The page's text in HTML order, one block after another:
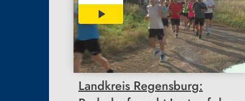
02:36
Landkreis Regensburg: